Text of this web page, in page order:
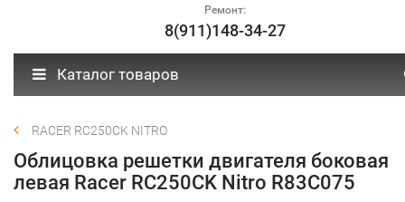
Ремонт:
8(911)148-34-27
Каталог товаров
RACER RC250CK NITRO
Облицовка решетки двигателя боковая
левая Racer RC250CK Nitro R83C075